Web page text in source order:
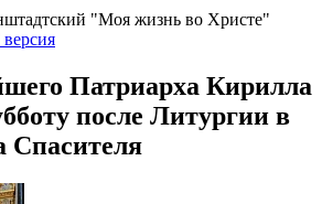
"Моя жизнь во Христе"
Патриарха Кирилла
после Литургии в
Спасителя